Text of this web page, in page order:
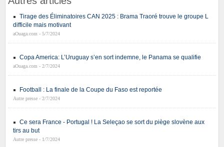
Tirage des Éliminatoires CAN 2025 : Brama Traoré trouve le groupe L
difficile mais motivant
aOuaga.com - 5/7/2024
Copa America: L’Uruguay s’en sort indemne, le Panama se qualifie
aOuaga.com - 2/7/2024
Football : La finale de la Coupe du Faso est reportée
Autre presse - 2/7/2024
Ce sera France - Portugal ! La Seleçao se sort du piège slovène aux
tirs au but
Autre presse - 1/7/2024